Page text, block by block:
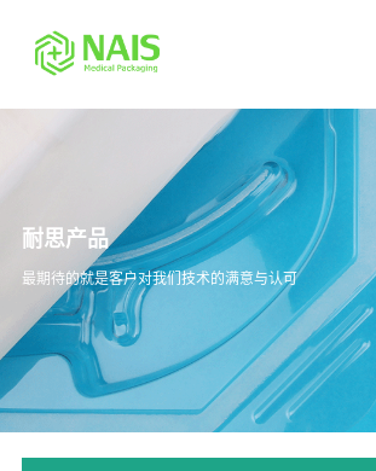
耐思产品
最期待的就是客户对我们技术的满意与认可